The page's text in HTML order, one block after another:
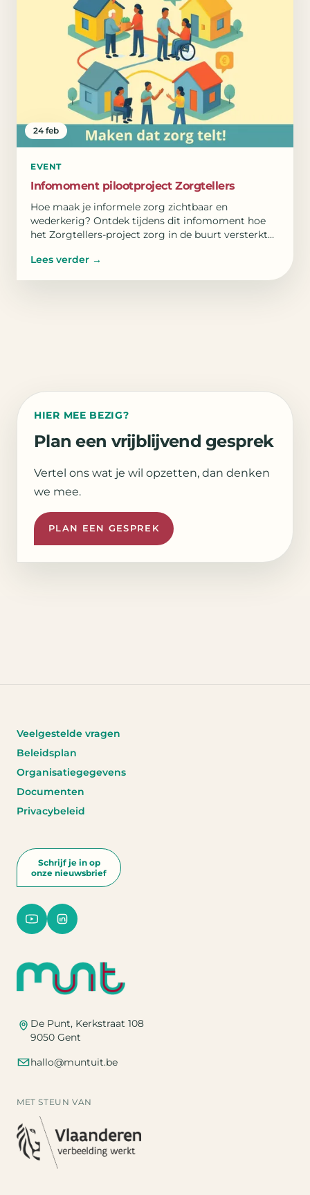
24 feb
EVENT
Infomoment pilootproject Zorgtellers
Hoe maak je informele zorg zichtbaar en
wederkerig? Ontdek tijdens dit infomoment hoe
het Zorgtellers-project zorg in de buurt versterkt
Lees verder →
HIER MEE BEZIG?
Plan een vrijblijvend gesprek
Vertel ons wat je wil opzetten, dan denken
we mee.
PLAN EEN GESPREK
De Punt, Kerkstraat 108
9050 Gent
hallo@muntuit.be
Schrijf je in op
onze nieuwsbrief
Veelgestelde vragen
Beleidsplan
Organisatiegegevens
Documenten
Privacybeleid
MET STEUN VAN